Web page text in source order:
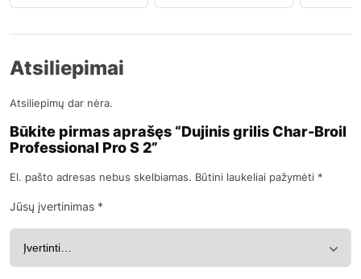
Atsiliepimai
Atsiliepimų dar nėra.
Būkite pirmas aprašęs “Dujinis grilis Char-Broil
Professional Pro S 2”
El. pašto adresas nebus skelbiamas. Būtini laukeliai pažymėti *
Jūsų įvertinimas *